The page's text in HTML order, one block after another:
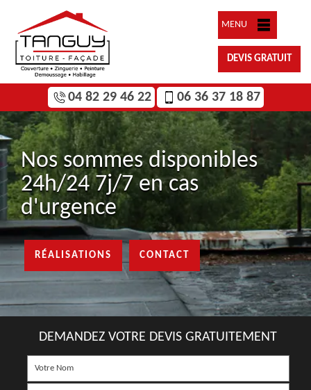
MENU
DEVIS GRATUIT
04 82 29 46 22 06 36 37 18 87
Nos sommes disponibles
24h/24 7j/7 en cas
d'urgence
RÉALISATIONS CONTACT
DEMANDEZ VOTRE DEVIS GRATUITEMENT